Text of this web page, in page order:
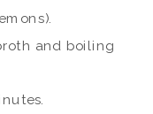
and boiling